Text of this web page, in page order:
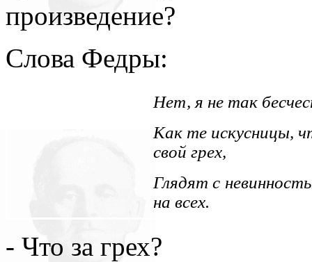
произведение?
Слова Федры:
Нет, я не так
Как те искусницы,
свой грех,
Глядят с
на всех.
- Что за грех?